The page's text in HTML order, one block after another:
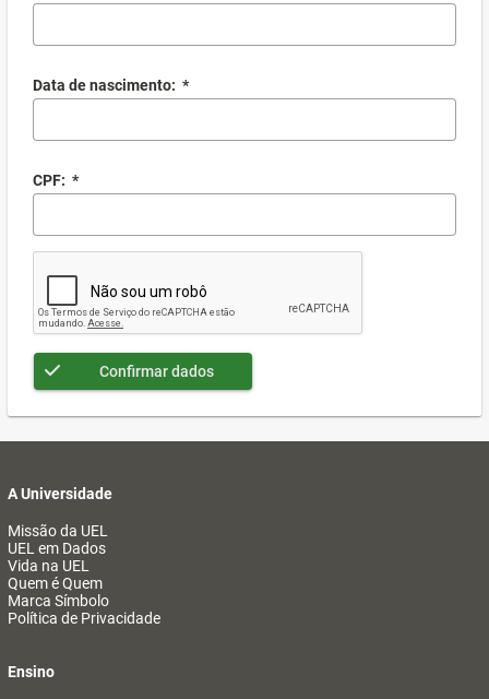
Data de nascimento: *
CPF: *
Confirmar dados
A Universidade
Missão da UEL
UEL em Dados
Vida na UEL
Quem é Quem
Marca Símbolo
Política de Privacidade
Ensino